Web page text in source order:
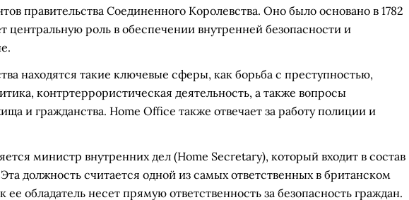
правительства Соединенного Королевства. Оно было основано в 1782
центральную роль в обеспечении внутренней безопасности и
находятся такие ключевые сферы, как борьба с преступностью,
контртеррористическая деятельность, а также вопросы
и гражданства. Home Office также отвечает за работу полиции и
министр внутренних дел (Home Secretary), который входит в состав
должность считается одной из самых ответственных в британском
ее обладатель несет прямую ответственность за безопасность граждан.